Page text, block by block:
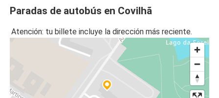
Paradas de autobús en Covilhã
Atención: tu billete incluye la dirección más reciente.